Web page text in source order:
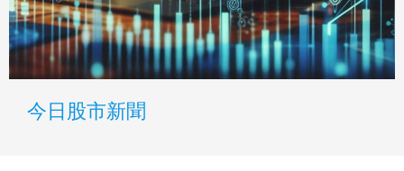
今日股市新聞